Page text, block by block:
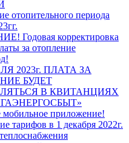
отопительного периода
Годовая корректировка
за отопление
2023г. ПЛАТА ЗА
БУДЕТ
В КВИТАНЦИЯХ
мобильное приложение!
тарифов в 1 декабря 2022г.